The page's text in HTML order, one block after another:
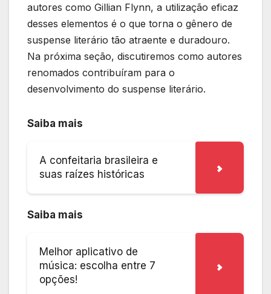
autores como Gillian Flynn, a utilização eficaz
desses elementos é o que torna o gênero de
suspense literário tão atraente e duradouro.
Na próxima seção, discutiremos como autores
renomados contribuíram para o
desenvolvimento do suspense literário.
Saiba mais
A confeitaria brasileira e
suas raízes históricas
Saiba mais
Melhor aplicativo de
música: escolha entre 7
opções!